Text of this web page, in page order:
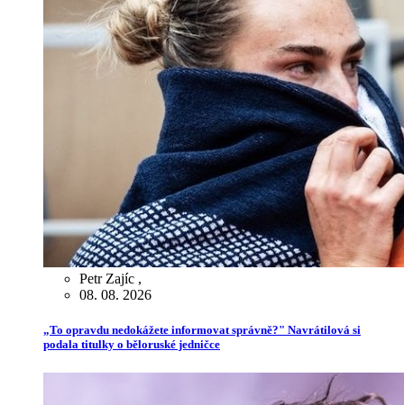
Petr Zajíc ,
08. 08. 2026
„To opravdu nedokážete informovat správně?" Navrátilová si
podala titulky o běloruské jedničce